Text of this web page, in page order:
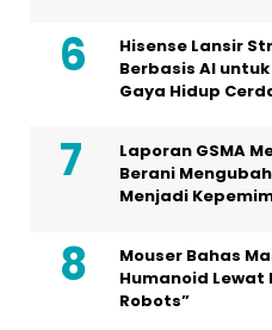
Hisense Lansir
Berbasis AI
Gaya Hidup
Laporan GSMA
Berani
Menjadi
Mouser Bahas
Humanoid Lewat
Robots”